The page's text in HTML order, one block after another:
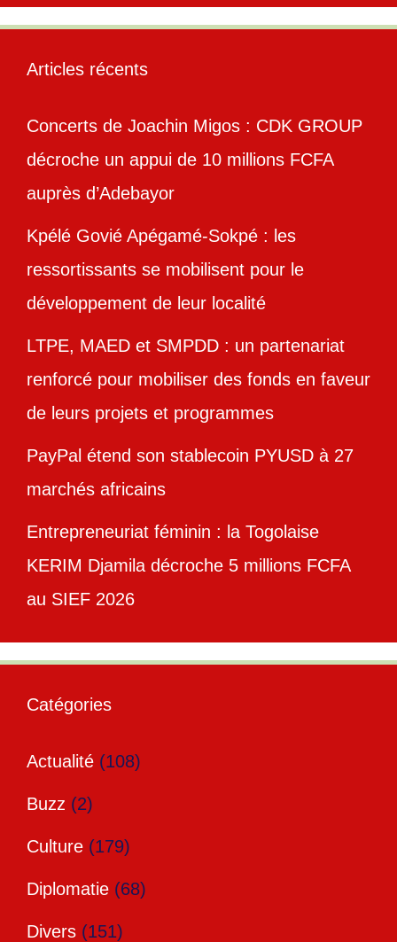
Articles récents
Concerts de Joachin Migos : CDK GROUP
décroche un appui de 10 millions FCFA
auprès d’Adebayor
Kpélé Govié Apégamé-Sokpé : les
ressortissants se mobilisent pour le
développement de leur localité
LTPE, MAED et SMPDD : un partenariat
renforcé pour mobiliser des fonds en faveur
de leurs projets et programmes
PayPal étend son stablecoin PYUSD à 27
marchés africains
Entrepreneuriat féminin : la Togolaise
KERIM Djamila décroche 5 millions FCFA
au SIEF 2026
Catégories
Actualité (108)
Buzz (2)
Culture (179)
Diplomatie (68)
Divers (151)